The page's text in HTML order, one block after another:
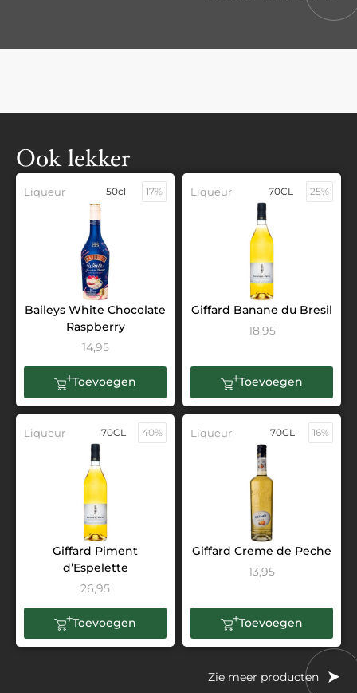
Ook lekker
Liqueur 50cl 17%
Baileys White Chocolate
Raspberry
14,95
Toevoegen
Liqueur 70CL 25%
Giffard Banane du Bresil
18,95
Toevoegen
Liqueur 70CL 40%
Giffard Piment
d’Espelette
26,95
Toevoegen
Liqueur 70CL 16%
Giffard Creme de Peche
13,95
Toevoegen
Zie meer producten